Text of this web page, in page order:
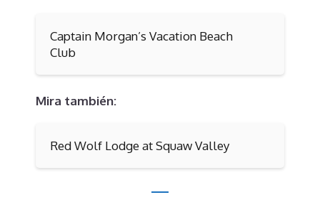
Captain Morgan’s Vacation Beach
Club
Mira también:
Red Wolf Lodge at Squaw Valley